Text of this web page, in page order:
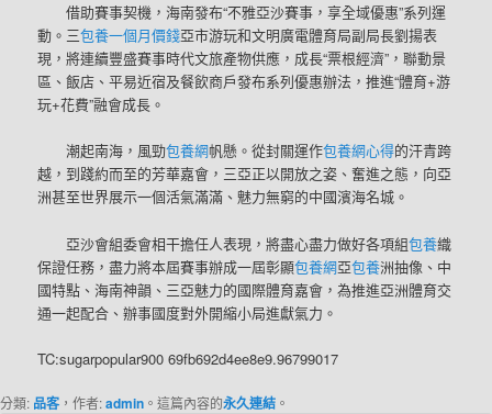
借助賽事契機，海南發布“不雅亞沙賽事，享全域優惠”系列運
動。三包養一個月價錢亞市游玩和文明廣電體育局副局長劉揚表
現，將連續豐盛賽事時代文旅產物供應，成長“票根經濟”，聯動景
區、飯店、平易近宿及餐飲商戶發布系列優惠辦法，推進“體育+游
玩+花費”融會成長。
潮起南海，風勁包養網帆懸。從封關運作包養網心得的汗青跨
越，到踐約而至的芳華嘉會，三亞正以開放之姿、奮進之態，向亞
洲甚至世界展示一個活氣滿滿、魅力無窮的中國濱海名城。
亞沙會組委會相干擔任人表現，將盡心盡力做好各項組包養織
保證任務，盡力將本屆賽事辦成一屆彰顯包養網亞包養洲抽像、中
國特點、海南神韻、三亞魅力的國際體育嘉會，為推進亞洲體育交
通一起配合、辦事國度對外開縮小局進獻氣力。
TC:sugarpopular900 69fb692d4ee8e9.96799017
分類: 品客 ，作者:admin 。這篇內容的永久連結 。